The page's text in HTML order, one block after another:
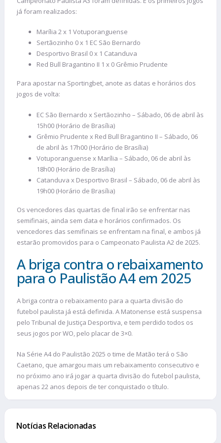
já foram realizados:
Marília 2 x 1 Votuporanguense
Sertãozinho 0 x 1 EC São Bernardo
Desportivo Brasil 0 x 1 Catanduva
Red Bull Bragantino II 1 x 0 Grêmio Prudente
Para apostar na Sportingbet, anote as datas e horários dos
jogos de volta:
EC São Bernardo x Sertãozinho – Sábado, 06 de abril às
15h00 (Horário de Brasília)
Grêmio Prudente x Red Bull Bragantino II – Sábado, 06
de abril às 17h00 (Horário de Brasília)
Votuporanguense x Marília – Sábado, 06 de abril às
18h00 (Horário de Brasília)
Catanduva x Desportivo Brasil – Sábado, 06 de abril às
19h00 (Horário de Brasília)
Os vencedores das quartas de final irão se enfrentar nas
semifinais, ainda sem data e horários confirmados. Os
vencedores das semifinais se enfrentam na final, e ambos já
estarão promovidos para o Campeonato Paulista A2 de 2025.
A briga contra o rebaixamento
para o Paulistão A4 em 2025
A briga contra o rebaixamento para a quarta divisão do
futebol paulista já está definida. A Matonense está suspensa
pelo Tribunal de Justiça Desportiva, e tem perdido todos os
seus jogos por WO, pelo placar de 3×0.
Na Série A4 do Paulistão 2025 o time de Matão terá o São
Caetano, que amargou mais um rebaixamento consecutivo e
no próximo ano irá jogar a quarta divisão do futebol paulista,
apenas 22 anos depois de ter conquistado o título.
Notícias Relacionadas